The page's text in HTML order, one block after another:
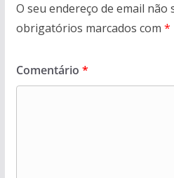
O seu endereço de email não
obrigatórios marcados com *
Comentário *